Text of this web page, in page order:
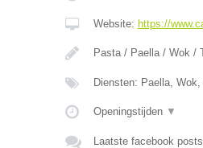
Website: https://
Pasta / Paella / Wok /
Diensten: Paella,
Openingstijden ▼
Laatste facebook posts